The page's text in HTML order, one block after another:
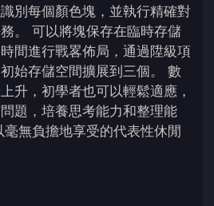
別每個顏色塊，並執行精確對
。 可以將塊保存在臨時存儲
間進行戰畧佈局，通過陞級項
始存儲空間擴展到三個。 數
升，初學者也可以輕鬆適應，
題，培養思考能力和整理能
無負擔地享受的代表性休閒